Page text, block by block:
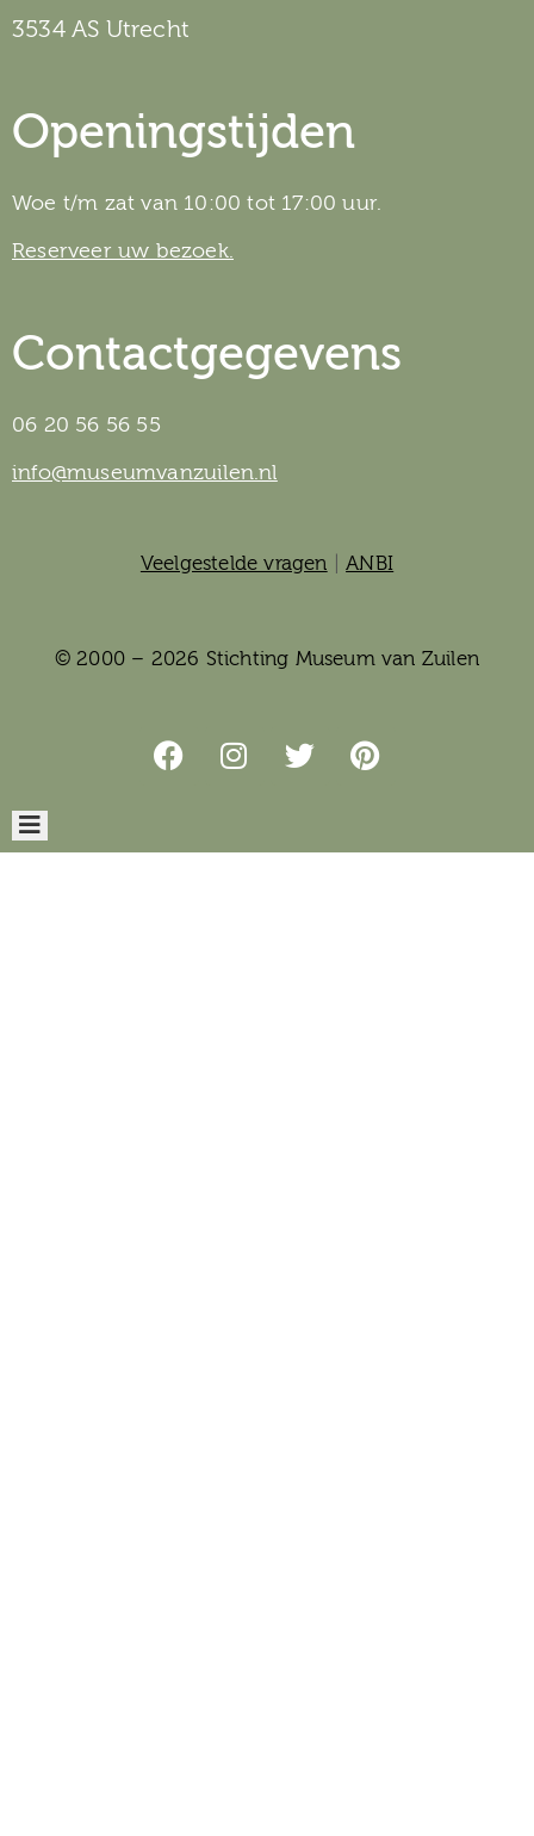
3534 AS Utrecht
Openingstijden
Woe t/m zat van 10:00 tot 17:00 uur.
Reserveer uw bezoek.
Contactgegevens
06 20 56 56 55
info@museumvanzuilen.nl
Veelgestelde vragen ANBI
© 2000 – 2026 Stichting Museum van Zuilen